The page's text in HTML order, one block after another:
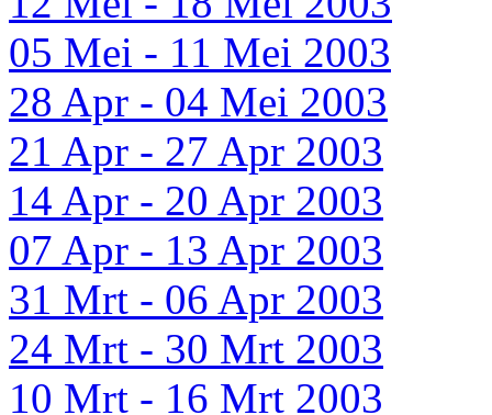
05 Mei - 11 Mei 2003
28 Apr - 04 Mei 2003
21 Apr - 27 Apr 2003
14 Apr - 20 Apr 2003
07 Apr - 13 Apr 2003
31 Mrt - 06 Apr 2003
24 Mrt - 30 Mrt 2003
10 Mrt - 16 Mrt 2003